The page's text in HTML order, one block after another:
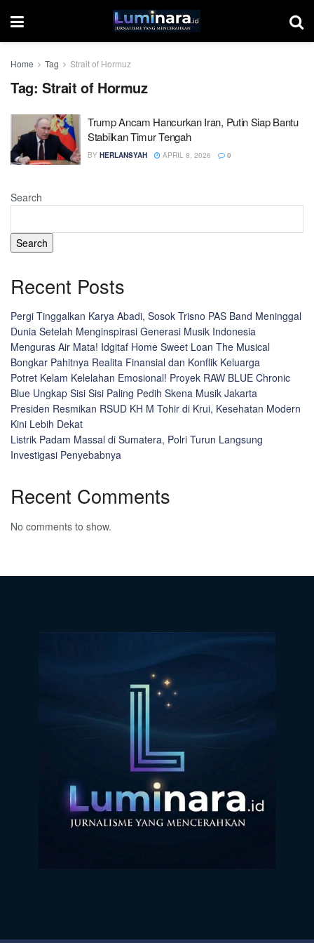
Home Tag Strait of Hormuz
Tag: Strait of Hormuz
Trump Ancam Hancurkan Iran, Putin Siap Bantu
Stabilkan Timur Tengah
BY HERLANSYAH APRIL 8, 2026 0
Search
Search
Recent Posts
Pergi Tinggalkan Karya Abadi, Sosok Trisno PAS Band Meninggal
Dunia Setelah Menginspirasi Generasi Musik Indonesia
Menguras Air Mata! Idgitaf Home Sweet Loan The Musical
Bongkar Pahitnya Realita Finansial dan Konflik Keluarga
Potret Kelam Kelelahan Emosional! Proyek RAW BLUE Chronic
Blue Ungkap Sisi Sisi Paling Pedih Skena Musik Jakarta
Presiden Resmikan RSUD KH M Tohir di Krui, Kesehatan Modern
Kini Lebih Dekat
Listrik Padam Massal di Sumatera, Polri Turun Langsung
Investigasi Penyebabnya
Recent Comments
No comments to show.